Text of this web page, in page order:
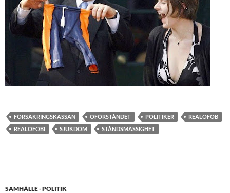
FÖRSÄKRINGSKASSAN OFÖRSTÅNDET POLITIKER
REALOFOB
REALOFOBI
SJUKDOM STÅNDSMÄSSIGHET
SAMHÄLLE - POLITIK